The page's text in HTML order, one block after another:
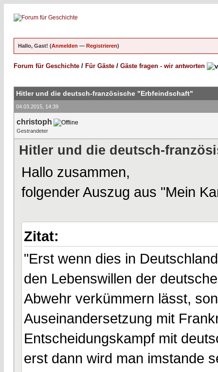
Hallo, Gast! (Anmelden — Registrieren)
Forum für Geschichte / Für Gäste / Gäste fragen - wir antworten
Hitler und die deutsch-französische "Erbfeindschaft"
04.03.2015, 14:39
christoph
Gestrandeter
Hitler und die deutsch-
Hallo zusammen,
folgender Auszug aus "Mein
Zitat:
"Erst wenn dies in
den Lebenswillen der
Abwehr verkümmern lässt,
Auseinandersetzung mit
Entscheidungskampf mit
erst dann wird man imstande